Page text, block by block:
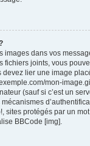
images dans vos
fichiers joints, vous
devez lier une image
mon-
(sauf si c’est un
sites protégés par un
BBCode [img].